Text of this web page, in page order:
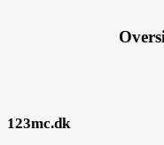
123mc.dk